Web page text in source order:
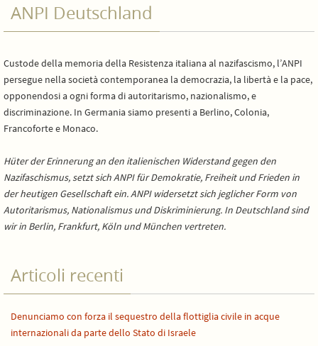
ANPI Deutschland
Custode della memoria della Resistenza italiana al nazifascismo, l’ANPI
persegue nella società contemporanea la democrazia, la libertà e la pace,
opponendosi a ogni forma di autoritarismo, nazionalismo, e
discriminazione. In Germania siamo presenti a Berlino, Colonia,
Francoforte e Monaco.
Hüter der Erinnerung an den italienischen Widerstand gegen den
Nazifaschismus, setzt sich ANPI für Demokratie, Freiheit und Frieden in
der heutigen Gesellschaft ein. ANPI widersetzt sich jeglicher Form von
Autoritarismus, Nationalismus und Diskriminierung. In Deutschland sind
wir in Berlin, Frankfurt, Köln und München vertreten.
Articoli recenti
Denunciamo con forza il sequestro della flottiglia civile in acque
internazionali da parte dello Stato di Israele